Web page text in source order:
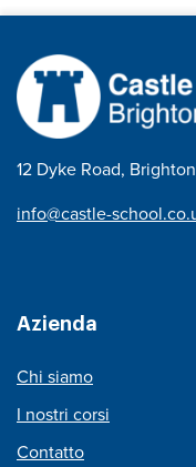
12 Dyke Road,
info@castle-
Azienda
Chi siamo
I nostri corsi
Contatto